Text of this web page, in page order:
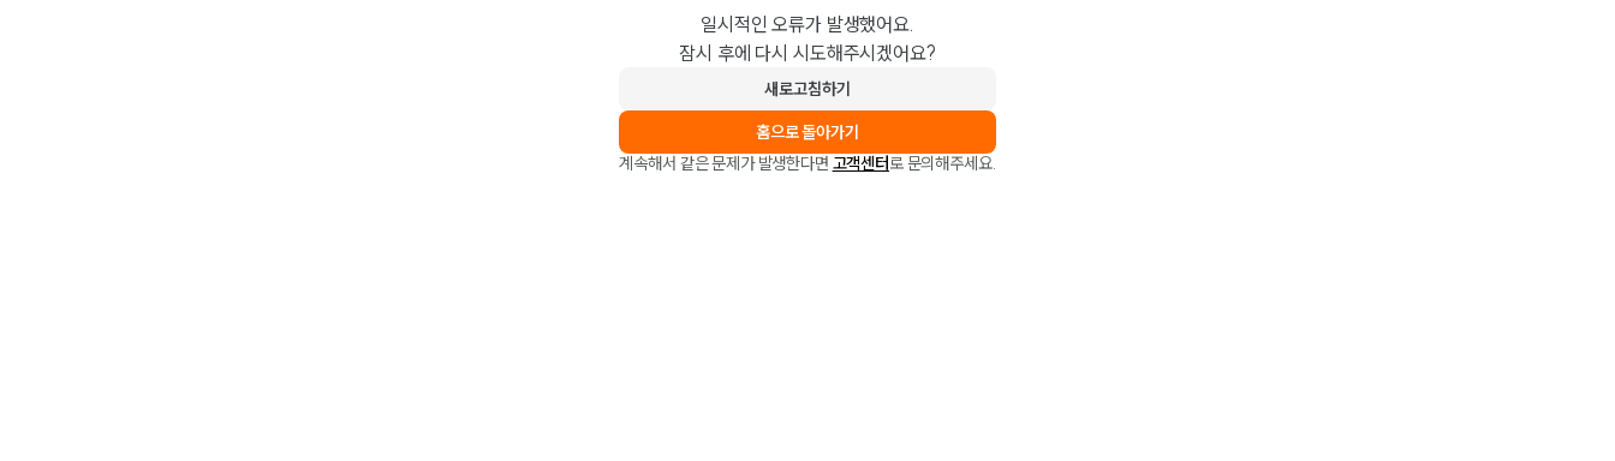
일시적인 오류가 발생했어요.
잠시 후에 다시 시도해주시겠어요?
새로고침하기
홈으로 돌아가기
계속해서 같은 문제가 발생한다면 고객센터로 문의해주세요.